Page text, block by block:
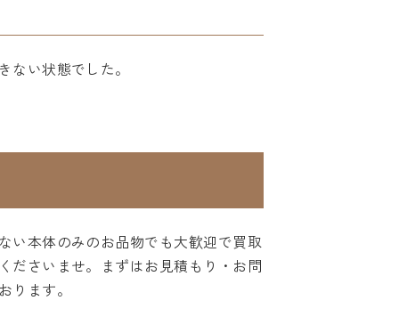
い状態でした。
い本体のみのお品物でも大歓迎で買取
ださいませ。まずはお見積もり・お問
ます。